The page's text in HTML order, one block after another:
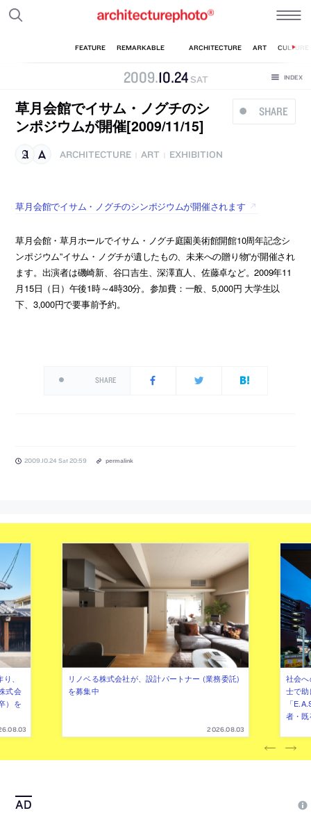
2009.10.24 SAT
SHARE
草月会館でイサム・ノグチのシ
ンポジウムが開催[2009/11/15]
ARCHITECTURE ART EXHIBITION
草月会館でイサム・ノグチのシンポジウムが開催されます
草月会館・草月ホールでイサム・ノグチ庭園美術館開館10周年記念シ
ンポジウム”イサム・ノグチが遺したもの、未来への贈り物”が開催され
ます。出演者は磯崎新、谷口吉生、深澤直人、佐藤卓など。2009年11
月15日（日）午後1時～4時30分。参加費：一般、5,000円 大学生以
下、3,000円で要事前予約。
SHARE
2009.10.24 Sat 20:59 permalink
、
式会
）を
リノベる株式会社が、設計パートナー (業務委託)
を募集中
2026.08.03
社会
士で
「
者・